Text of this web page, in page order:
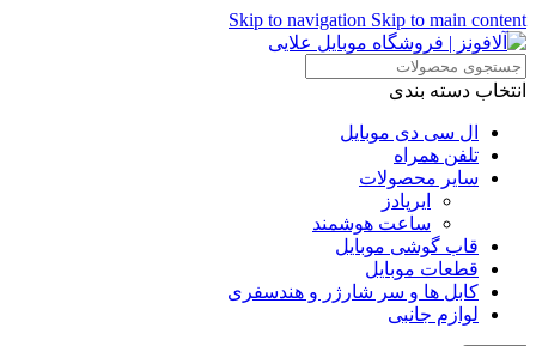
Skip to navigation Skip to main content
انتخاب دسته بندی
ال سی دی موبایل
تلفن همراه
سایر محصولات
ایرپادز
ساعت هوشمند
قاب گوشی موبایل
قطعات موبایل
کابل ها و سر شارژر و هندسفری
لوازم جانبی